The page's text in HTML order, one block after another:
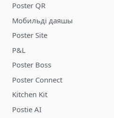
Poster QR
Мобильді даяшы
Poster Site
P&L
Poster Boss
Poster Connect
Kitchen Kit
Postie AI